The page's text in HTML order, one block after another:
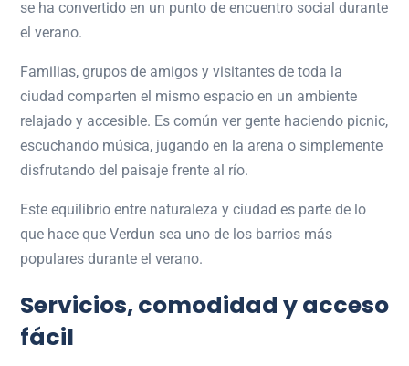
se ha convertido en un punto de encuentro social durante
el verano.
Familias, grupos de amigos y visitantes de toda la
ciudad comparten el mismo espacio en un ambiente
relajado y accesible. Es común ver gente haciendo picnic,
escuchando música, jugando en la arena o simplemente
disfrutando del paisaje frente al río.
Este equilibrio entre naturaleza y ciudad es parte de lo
que hace que Verdun sea uno de los barrios más
populares durante el verano.
Servicios, comodidad y acceso
fácil